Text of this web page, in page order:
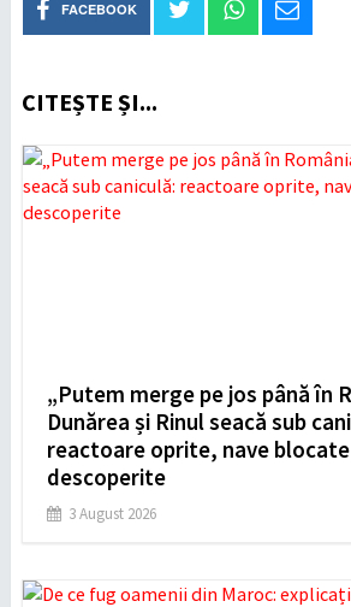
FACEBOOK
CITEȘTE ȘI...
„Putem merge pe jos până în
Dunărea și Rinul seacă sub
reactoare oprite, nave blocate
descoperite
3 August 2026